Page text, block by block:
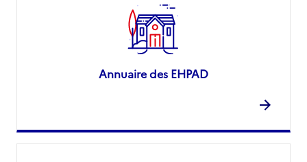
Annuaire des EHPAD